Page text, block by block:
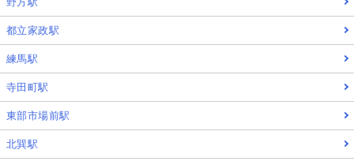
都立家政駅
練馬駅
寺田町駅
東部市場前駅
北巽駅